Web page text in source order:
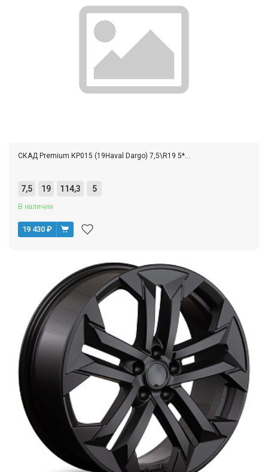
СКАД Premium КР015 (19Haval Dargo) 7,5\R19 5*...
7,5 19 114,3 5
В наличии
19 430 ₽